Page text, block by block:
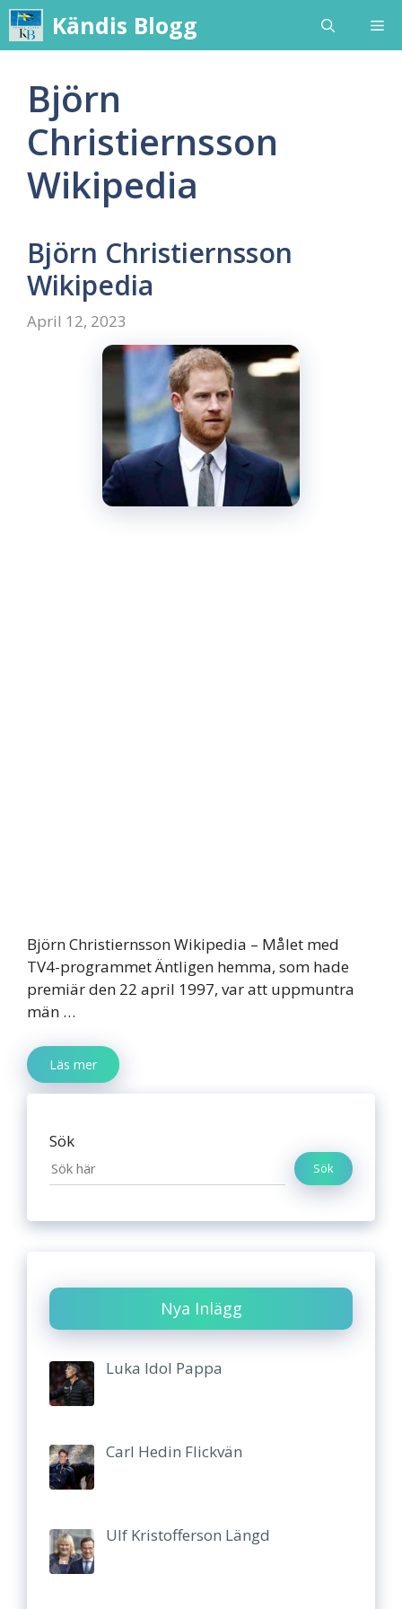
Skip
to
content
Kändis Blogg
Björn
Christiernsson
Wikipedia
Björn Christiernsson
Wikipedia
April 12, 2023
Björn Christiernsson Wikipedia – Målet med
TV4-programmet Äntligen hemma, som hade
premiär den 22 april 1997, var att uppmuntra
män …
Läs mer
Sök
Sök
Nya Inlägg
Luka Idol Pappa
Carl Hedin Flickvän
Ulf Kristofferson Längd